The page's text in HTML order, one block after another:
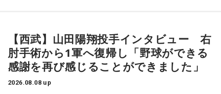
こりを和らげる」をテーマに、さまざまな「心のこり」に触
れながら、自分自身の想いを見つめ直す機会を届けました。
（左から）福田正博さん、藤木直人、高見侑里
1966年生まれの福田正博さんは、日本人初のJリーグ得点王に
【西武】山田陽翔投手インタビュー 右
肘手術から1軍へ復帰し「野球ができる
感謝を再び感じることができました」
2026.08.08 up